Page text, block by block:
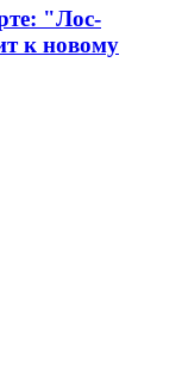
"Лос-
к новому